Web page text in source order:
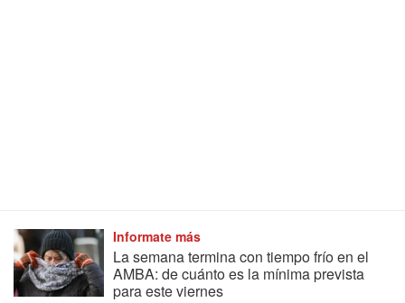
Informate más
La semana termina con tiempo frío en el
AMBA: de cuánto es la mínima prevista
para este viernes